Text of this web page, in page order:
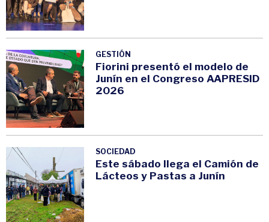
GESTIÓN
Fiorini presentó el modelo de
Junín en el Congreso AAPRESID
2026
SOCIEDAD
Este sábado llega el Camión de
Lácteos y Pastas a Junín